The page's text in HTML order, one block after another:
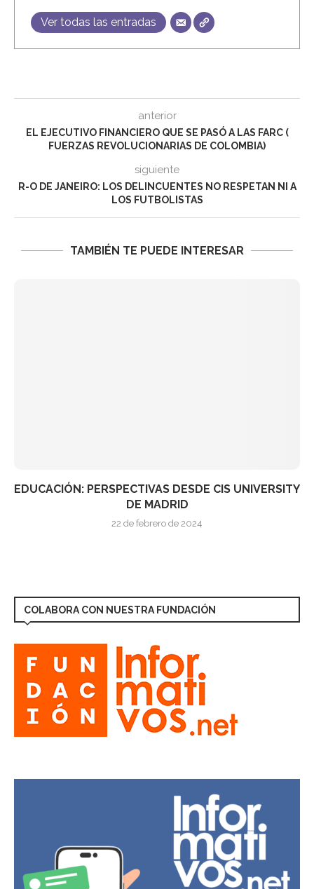
Ver todas las entradas
anterior
EL EJECUTIVO FINANCIERO QUE SE PASÓ A LAS FARC (
FUERZAS REVOLUCIONARIAS DE COLOMBIA)
siguiente
R-O DE JANEIRO: LOS DELINCUENTES NO RESPETAN NI A
LOS FUTBOLISTAS
TAMBIÉN TE PUEDE INTERESAR
EDUCACIÓN: PERSPECTIVAS DESDE CIS UNIVERSITY
DE MADRID
22 de febrero de 2024
COLABORA CON NUESTRA FUNDACIÓN